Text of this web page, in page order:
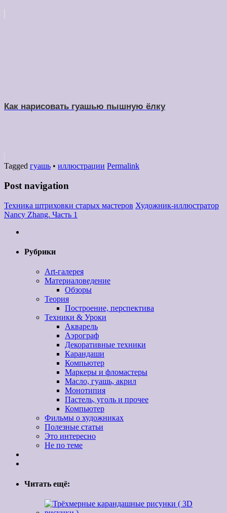
Как нарисовать гуашью пышную ёлку
Tagged гуашь • иллюстрации Permalink
Post navigation
Техника штриховки старых мастеров Художник-иллюстратор
Nancy Zhang. Часть 1
Рубрики
Art-галерея
Материаловедение
Обзоры
Теория
Построение, перспектива
Техники & Уроки
Акварель
Аэрограф
Декоративные техники
Карандаши
Компьютер
Маркеры и фломастеры
Масло, гуашь, акрил
Монотипия
Пастель, уголь и прочее
Компьютер
Фильмы о художниках
Полезные статьи
Это интересно
Не по теме
Читать ещё: